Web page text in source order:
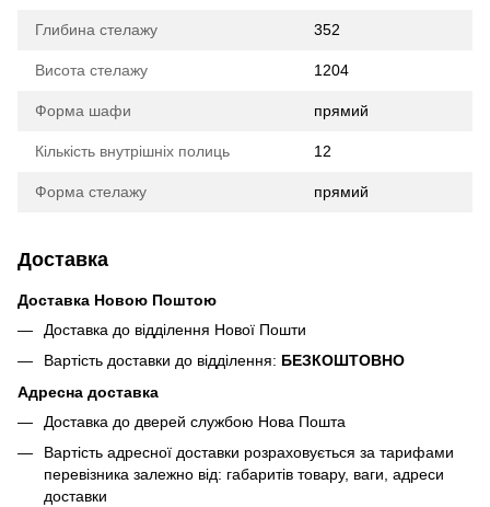
Глибина стелажу 352
Висота стелажу 1204
Форма шафи прямий
Кількість внутрішніх полиць 12
Форма стелажу прямий
Доставка
Доставка Новою Поштою
Доставка до відділення Нової Пошти
Вартість доставки до відділення: БЕЗКОШТОВНО
Адресна доставка
Доставка до дверей службою Нова Пошта
Вартість адресної доставки розраховується за тарифами
перевізника залежно від: габаритів товару, ваги, адреси
доставки